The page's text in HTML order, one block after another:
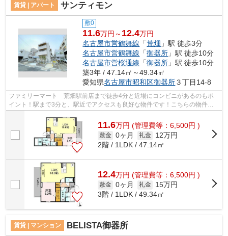
賃貸 | アパート サンティモン
敷0
11.6万円～ 12.4万円
名古屋市営鶴舞線 「荒畑 」駅 徒歩3分
名古屋市営鶴舞線 「御器所 」駅 徒歩10分
名古屋市営桜通線 「御器所 」駅 徒歩10分
築3年 / 47.14㎡～49.34㎡
愛知県名古屋市昭和区御器所３丁目14-8
ファミリーマート 荒畑駅前店まで徒歩4分と近場にコンビニがあるのもポ
イント！駅まで3分と、駅近でアクセスも良好な物件です！こちらの物件は
11.6万円 (管理費等：6,500円 )
敷金 0ヶ月 礼金
12万円
2階 / 1LDK / 47.14㎡
12.4万円 (管理費等：6,500円 )
敷金 0ヶ月 礼金
15万円
3階 / 1LDK / 49.34㎡
賃貸 | マンション BELISTA御器所